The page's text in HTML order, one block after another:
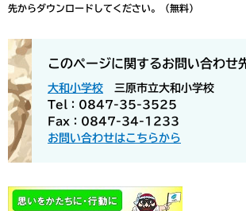
先からダウンロードしてください。（無料）
このページに関するお問い合わせ
大和小学校
三原市立大和小学校
Tel：0847-35-3525
Fax：0847-34-1233
お問い合わせはこちらから